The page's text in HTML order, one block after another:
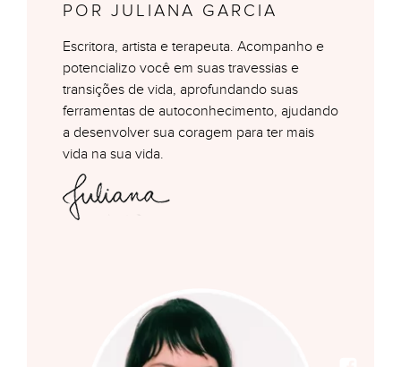
POR JULIANA GARCIA
Escritora, artista e terapeuta. Acompanho e
potencializo você em suas travessias e
transições de vida, aprofundando suas
ferramentas de autoconhecimento, ajudando
a desenvolver sua coragem para ter mais
vida na sua vida.